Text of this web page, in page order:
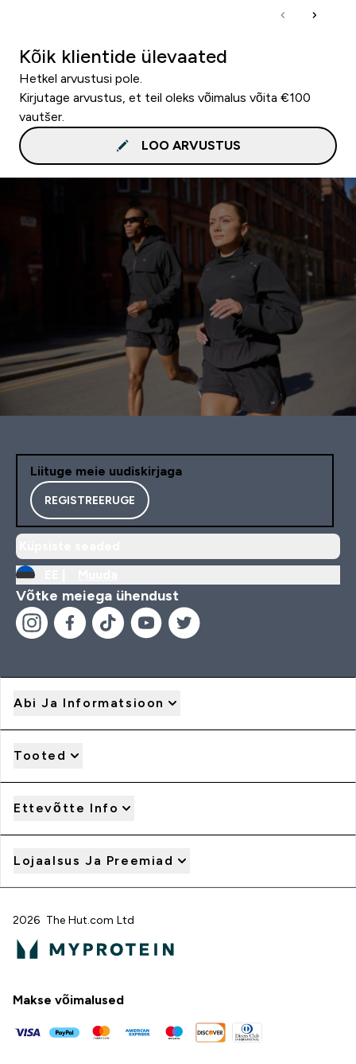
Kõik klientide ülevaated
Hetkel arvustusi pole.
Kirjutage arvustus, et teil oleks võimalus võita €100
vautšer.
LOO ARVUSTUS
Liituge meie uudiskirjaga
REGISTREERUGE
Võtke meiega ühendust
Abi Ja Informatsioon
Tooted
Ettevõtte Info
Lojaalsus Ja Preemiad
2026 The Hut.com Ltd
Makse võimalused